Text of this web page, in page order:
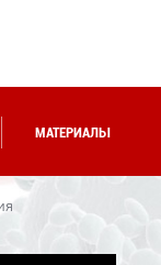
МАТЕРИАЛЫ